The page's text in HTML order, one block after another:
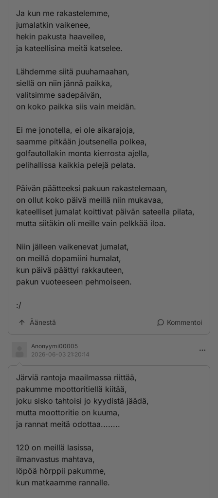
Ja kun me rakastelemme,
jumalatkin vaikenee,
hekin pakusta haaveilee,
ja kateellisina meitä katselee.
Lähdemme siitä puuhamaahan,
siellä on niin jännä paikka,
valitsimme sadepäivän,
on koko paikka siis vain meidän.
Ei me jonotella, ei ole aikarajoja,
saamme pitkään joutsenella polkea,
golfautollakin monta kierrosta ajella,
pelihallissa kaikkia pelejä pelata.
Päivän päätteeksi pakuun rakastelemaan,
on ollut koko päivä meillä niin mukavaa,
kateelliset jumalat koittivat päivän sateella pilata,
mutta siitäkin oli meille vain pelkkää iloa.
Niin jälleen vaikenevat jumalat,
on meillä dopamiini humalat,
kun päivä päättyi rakkauteen,
pakun vuoteeseen pehmoiseen.
:/
Äänestä Kommentoi
Anonyymi00005
2026-06-03 21:20:14
Järviä rantoja maailmassa riittää,
pakumme moottoritiellä kiitää,
joku sisko tahtoisi jo kyydistä jäädä,
mutta moottoritie on kuuma,
ja rannat meitä odottaa........
120 on meillä lasissa,
ilmanvastus mahtava,
löpöä hörppii pakumme,
kun matkaamme rannalle.